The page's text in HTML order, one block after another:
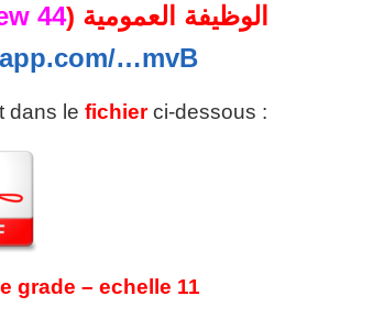
الوظيفة العمومية (44 New
…mvB
dans le fichier ci-dessous :
grade – echelle 11